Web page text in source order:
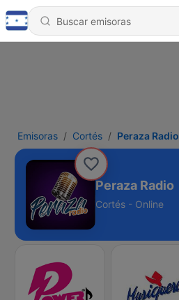
Emisoras Cortés Peraza Radio
Peraza Radio
Cortés - Online